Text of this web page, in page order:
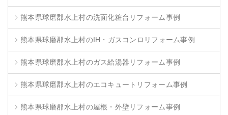
熊本県球磨郡水上村の洗面化粧台リフォーム事例
熊本県球磨郡水上村のIH・ガスコンロリフォーム事例
熊本県球磨郡水上村のガス給湯器リフォーム事例
熊本県球磨郡水上村のエコキュートリフォーム事例
熊本県球磨郡水上村の屋根・外壁リフォーム事例